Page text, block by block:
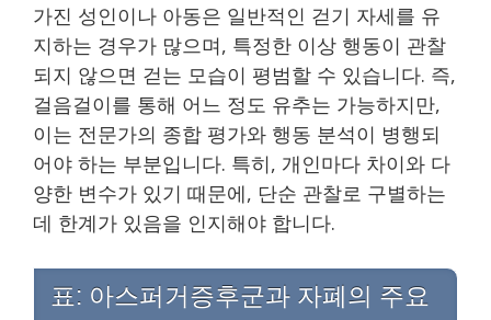
가진 성인이나 아동은 일반적인 걷기 자세를 유
지하는 경우가 많으며, 특정한 이상 행동이 관찰
되지 않으면 걷는 모습이 평범할 수 있습니다. 즉,
걸음걸이를 통해 어느 정도 유추는 가능하지만,
이는 전문가의 종합 평가와 행동 분석이 병행되
어야 하는 부분입니다. 특히, 개인마다 차이와 다
양한 변수가 있기 때문에, 단순 관찰로 구별하는
데 한계가 있음을 인지해야 합니다.
표: 아스퍼거증후군과 자폐의 주요